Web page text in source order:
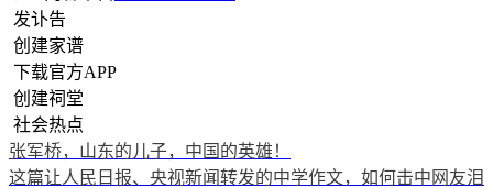
发讣告
创建家谱
下载官方APP
创建祠堂
社会热点
张军桥，山东的儿子，中国的英雄！
这篇让人民日报、央视新闻转发的中学作文，如何击中网友泪